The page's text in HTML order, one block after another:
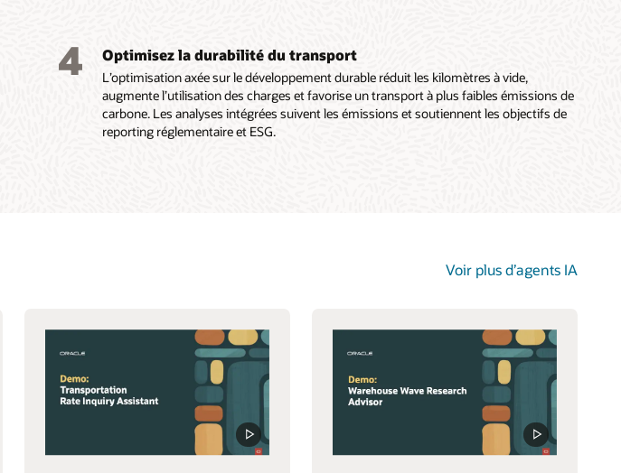
4 Optimisez la durabilité du transport
L’optimisation axée sur le développement durable réduit les kilomètres à vide,
augmente l’utilisation des charges et favorise un transport à plus faibles émissions de
carbone. Les analyses intégrées suivent les émissions et soutiennent les objectifs de
reporting réglementaire et ESG.
Voir plus d’agents IA